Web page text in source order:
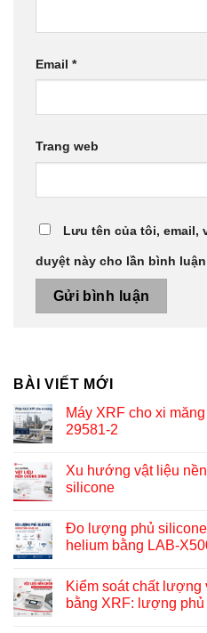
Email *
Trang web
Lưu tên của tôi, email,
duyệt này cho lần bình
BÀI VIẾT MỚI
Máy XRF cho xi
29581-2
Xu hướng vật liệu
silicone
Đo lượng phủ
helium bằng LAB-
Kiểm soát chất lượng
bằng XRF: lượng